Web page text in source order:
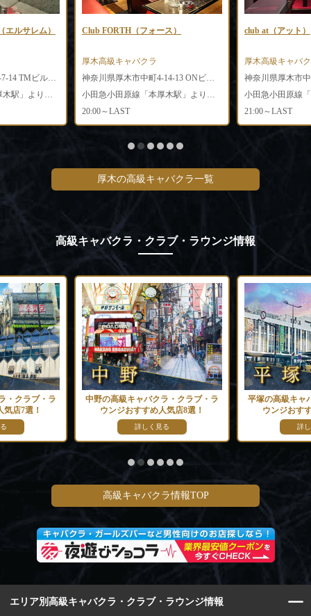
ルサレム）
神奈川県厚木市中町2-7-14 TMビル1F 101号室
小田急小田原線「本厚木駅」より徒歩5分
Club FORTH（フォース）
厚木高級キャバクラ
神奈川県厚木市中町4-14-13 ONビル3F
小田急小田原線「本厚木駅」より徒歩3分
20:00～LAST
club at（アット）
厚木高級キャバ
神奈川県厚木市
21:00～LAST
厚木の高級キャバクラ一覧
高級キャバクラ・クラブ・ラウンジ情報
・クラブ・ラ
店7選！
中野の高級キャバクラ・クラブ・ラ
ウンジおすすめ人気店8選！
詳しく見る
平塚の高級キャ
ウンジおす
詳
高級キャバクラ情報TOP
エリア別高級キャバクラ・クラブ・ラウンジ情報